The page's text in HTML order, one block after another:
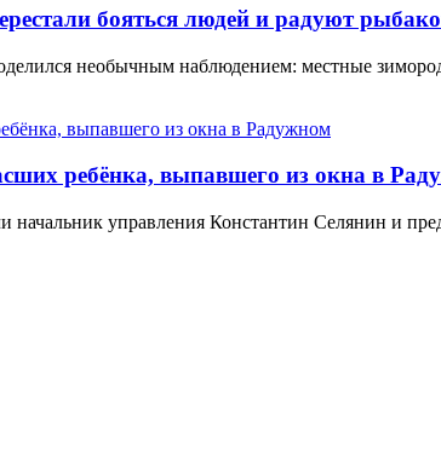
бояться людей и радуют
необычным наблюдением: местные
ребёнка, выпавшего из окна в
начальник управления Константин Селянин и